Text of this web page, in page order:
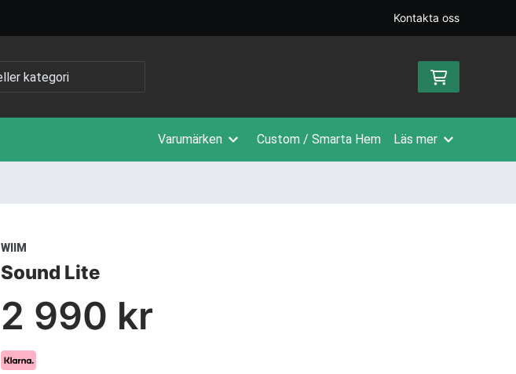
Kontakta oss
Varumärken Custom / Smarta Hem Läs mer
WIIM
Sound Lite
2 990 kr